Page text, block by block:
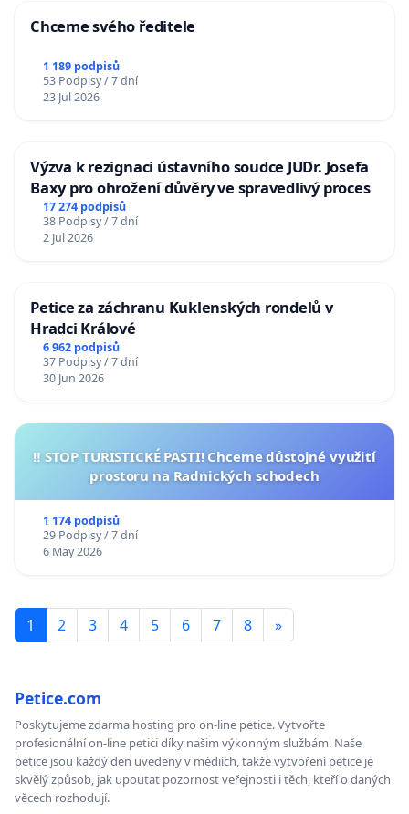
Chceme svého ředitele
1 189 podpisů
53 Podpisy / 7 dní
23 Jul 2026
Výzva k rezignaci ústavního soudce JUDr. Josefa
Baxy pro ohrožení důvěry ve spravedlivý proces
17 274 podpisů
38 Podpisy / 7 dní
2 Jul 2026
Petice za záchranu Kuklenských rondelů v
Hradci Králové
6 962 podpisů
37 Podpisy / 7 dní
30 Jun 2026
‼️ STOP TURISTICKÉ PASTI! Chceme důstojné využití
prostoru na Radnických schodech
1 174 podpisů
29 Podpisy / 7 dní
6 May 2026
1 2 3 4 5 6 7 8 »
Petice.com
Poskytujeme zdarma hosting pro on-line petice. Vytvořte
profesionální on-line petici díky našim výkonným službám. Naše
petice jsou každý den uvedeny v médiích, takže vytvoření petice je
skvělý způsob, jak upoutat pozornost veřejnosti i těch, kteří o daných
věcech rozhodují.